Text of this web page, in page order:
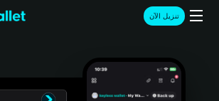
تنزيل الآن